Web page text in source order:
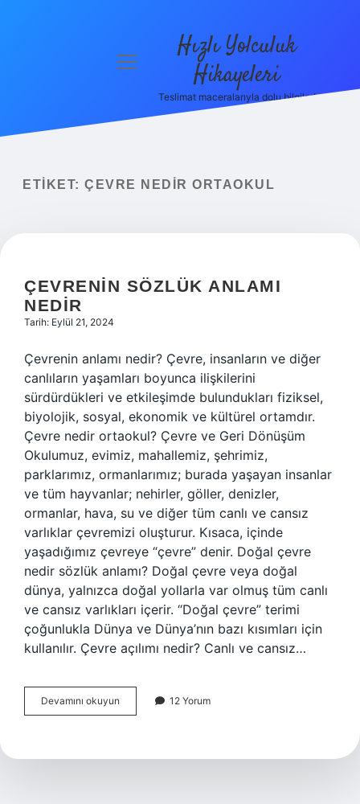
menüyü
Hızlı Yolculuk
Hikayeleri
Teslimat maceralarıyla dolu bilgiler!
ETIKET: ÇEVRE NEDIR ORTAOKUL
ÇEVRENIN SÖZLÜK ANLAMI
NEDIR
Tarih: Eylül 21, 2024
Çevrenin anlamı nedir? Çevre, insanların ve diğer
canlıların yaşamları boyunca ilişkilerini
sürdürdükleri ve etkileşimde bulundukları fiziksel,
biyolojik, sosyal, ekonomik ve kültürel ortamdır.
Çevre nedir ortaokul? Çevre ve Geri Dönüşüm
Okulumuz, evimiz, mahallemiz, şehrimiz,
parklarımız, ormanlarımız; burada yaşayan insanlar
ve tüm hayvanlar; nehirler, göller, denizler,
ormanlar, hava, su ve diğer tüm canlı ve cansız
varlıklar çevremizi oluşturur. Kısaca, içinde
yaşadığımız çevreye “çevre” denir. Doğal çevre
nedir sözlük anlamı? Doğal çevre veya doğal
dünya, yalnızca doğal yollarla var olmuş tüm canlı
ve cansız varlıkları içerir. “Doğal çevre” terimi
çoğunlukla Dünya ve Dünya’nın bazı kısımları için
kullanılır. Çevre açılımı nedir? Canlı ve cansız…
Devamını okuyun Çevrenin
Sözlük
12 Yorum